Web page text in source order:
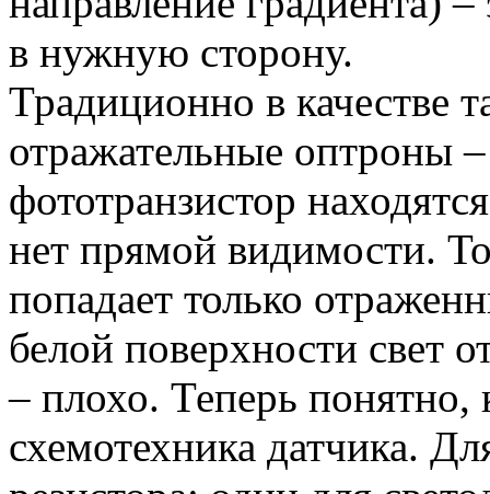
в нужную сторону.
Традиционно в качестве
отражательные оптроны
фототранзистор
нет прямой видимости.
попадает только
белой поверхности свет
– плохо. Теперь понятно,
схемотехника датчика.